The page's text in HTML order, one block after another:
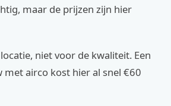
maar de prijzen zijn hier
niet voor de kwaliteit. Een
met airco kost hier al snel €60